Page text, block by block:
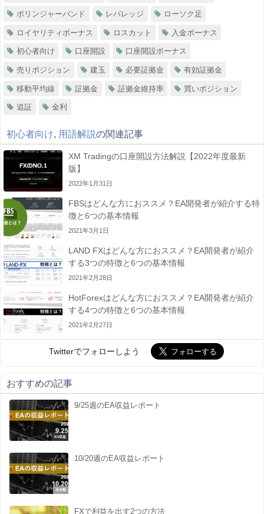
ボリンジャーバンド レバレッジ ローソク足
ロイヤリティボーナス ロスカット 入金ボーナス
初心者向け 口座開設 口座開設ボーナス
売りポジション 建玉 必要証拠金 有効証拠金
移動平均線 証拠金 証拠金維持率 買いポジション
追証 金利
初心者向け 用語解説の関連記事
XM Tradingの口座開設方法解説【2022年度最新
版】
2022年1月31日
FBSはどんな方におススメ？EA開発者が紹介する特
徴と6つの基本情報
2021年3月1日
LAND FXはどんな方におススメ？EA開発者が紹介
する3つの特徴と6つの基本情報
2021年2月28日
HotForexはどんな方におススメ？EA開発者が紹介
する4つの特徴と6つの基本情報
2021年2月27日
Twitterでフォローしよう
おすすめの記事
EA収益
9/25週のEA収益レポート
未分類
10/20週のEA収益レポート
FXで利益を出す2つの方法